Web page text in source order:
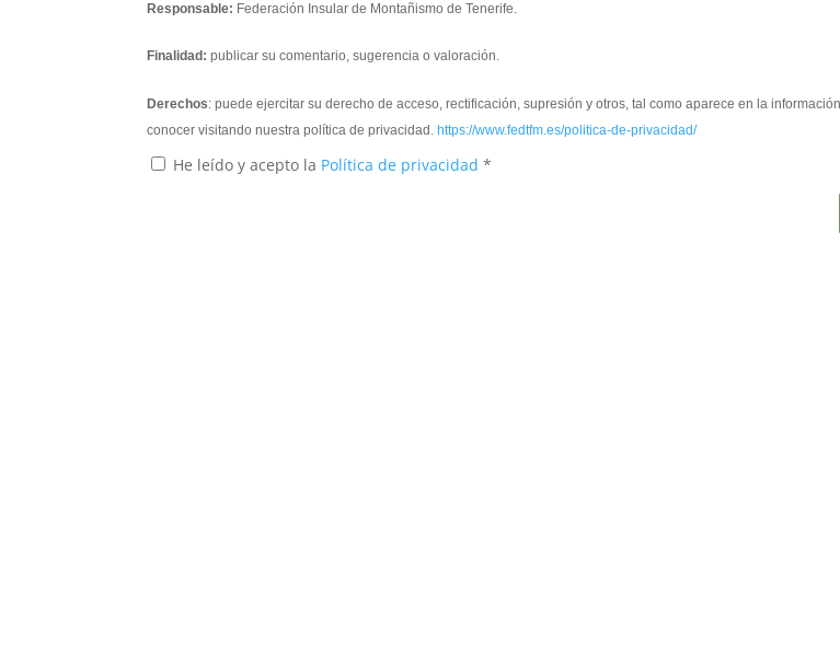
Responsable: Federación Insular de Montañismo de Tenerife.
Finalidad: publicar su comentario, sugerencia o valoración.
Derechos: puede ejercitar su derecho de acceso, rectificación, supresión y otros, tal como aparece en la
conocer visitando nuestra política de privacidad.https://www.fedtfm.es/politica-de-privacidad/
He leído y acepto la Política de privacidad*